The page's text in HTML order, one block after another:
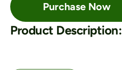
Purchase Now
Product Description: